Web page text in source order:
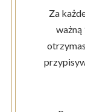
Za
ważną